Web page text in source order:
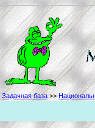
Задачная база>>